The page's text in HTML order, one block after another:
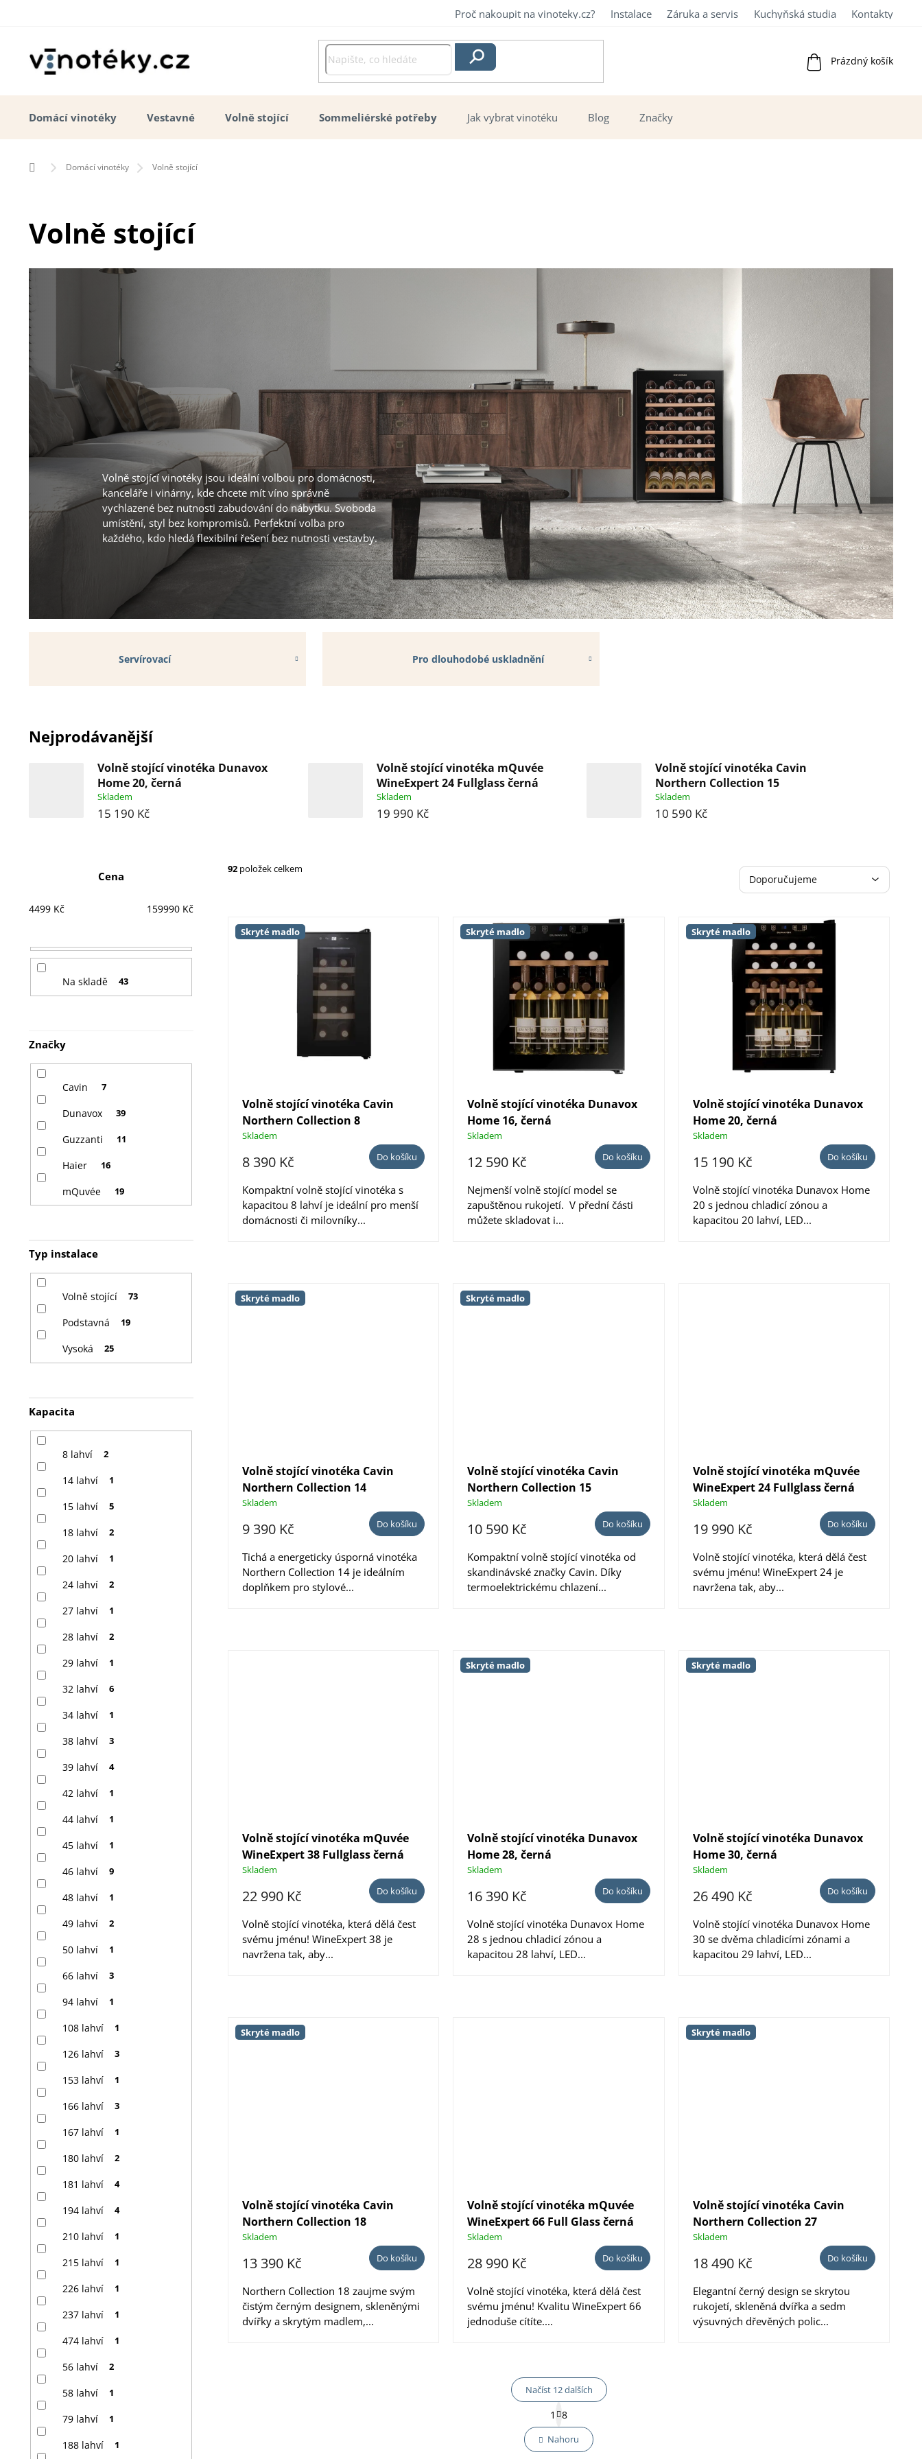
Proč nakoupit na vinoteky.cz? Instalace Záruka a servis Kuchyňská studia Kontakty
Hledat
Nákupní
Prázdný košík
Domácí vinotéky Vestavné Volně stojící Sommeliérské potřeby Jak vybrat vinotéku Blog Značky
Domů Domácí vinotéky Volně stojící
Volně stojící
Volně stojící vinotéky jsou ideální volbou pro domácnosti,
kanceláře i vinárny, kde chcete mít víno správně
vychlazené bez nutnosti zabudování do nábytku. Svoboda
umístění, styl bez kompromisů. Perfektní volba pro
každého, kdo hledá flexibilní řešení bez nutnosti vestavby.
Servírovací Pro dlouhodobé uskladnění
Nejprodávanější
Volně stojící vinotéka Dunavox
Home 20, černá
Skladem
15 190 Kč
Volně stojící vinotéka mQuvée
WineExpert 24 Fullglass černá
Skladem
19 990 Kč
Volně stojící vinotéka Cavin
Northern Collection 15
Skladem
10 590 Kč
s
t
r
a
n
í
p
a
n
e
Cena
4499 Kč 159990 Kč
Na skladě 43
Značky
Cavin 7
Dunavox 39
Guzzanti 11
Haier 16
mQuvée 19
Typ instalace
Volně stojící 73
Podstavná 19
Vysoká 25
Kapacita
8 lahví 2
14 lahví 1
15 lahví 5
18 lahví 2
20 lahví 1
24 lahví 2
27 lahví 1
28 lahví 2
29 lahví 1
32 lahví 6
34 lahví 1
38 lahví 3
39 lahví 4
42 lahví 1
44 lahví 1
45 lahví 1
46 lahví 9
48 lahví 1
49 lahví 2
50 lahví 1
66 lahví 3
94 lahví 1
108 lahví 1
126 lahví 3
153 lahví 1
166 lahví 3
167 lahví 1
180 lahví 2
181 lahví 4
194 lahví 4
210 lahví 1
215 lahví 1
226 lahví 1
237 lahví 1
474 lahví 1
56 lahví 2
58 lahví 1
79 lahví 1
188 lahví 1
Ř
a
z
e
n
p
r
o
u
t
ů
Doporučujeme
Nejdražší
Nejprodávanější
Abecedně
92 položek celkem
V
ýSkryté madlo
Volně stojící vinotéka Cavin
Northern Collection 8
Skladem
8 390 Kč Do košíku
Kompaktní volně stojící vinotéka s
kapacitou 8 lahví je ideální pro menší
domácnosti či milovníky...
Skryté madlo
Volně stojící vinotéka Dunavox
Home 16, černá
Skladem
12 590 Kč Do košíku
Nejmenší volně stojící model se
zapuštěnou rukojetí. V přední části
můžete skladovat i...
Skryté madlo
Volně stojící vinotéka Dunavox
Home 20, černá
Skladem
15 190 Kč Do košíku
Volně stojící vinotéka Dunavox Home
20 s jednou chladicí zónou a
kapacitou 20 lahví, LED...
Skryté madlo
Volně stojící vinotéka Cavin
Northern Collection 14
Skladem
9 390 Kč Do košíku
Tichá a energeticky úsporná vinotéka
Northern Collection 14 je ideálním
doplňkem pro stylové...
Skryté madlo
Volně stojící vinotéka Cavin
Northern Collection 15
Skladem
10 590 Kč Do košíku
Kompaktní volně stojící vinotéka od
skandinávské značky Cavin. Díky
termoelektrickému chlazení...
Volně stojící vinotéka mQuvée
WineExpert 24 Fullglass černá
Skladem
19 990 Kč Do košíku
Volně stojící vinotéka, která dělá čest
svému jménu! WineExpert 24 je
navržena tak, aby...
Volně stojící vinotéka mQuvée
WineExpert 38 Fullglass černá
Skladem
22 990 Kč Do košíku
Volně stojící vinotéka, která dělá čest
svému jménu! WineExpert 38 je
navržena tak, aby...
Skryté madlo
Volně stojící vinotéka Dunavox
Home 28, černá
Skladem
16 390 Kč Do košíku
Volně stojící vinotéka Dunavox Home
28 s jednou chladicí zónou a
kapacitou 28 lahví, LED...
Skryté madlo
Volně stojící vinotéka Dunavox
Home 30, černá
Skladem
26 490 Kč Do košíku
Volně stojící vinotéka Dunavox Home
30 se dvěma chladicími zónami a
kapacitou 29 lahví, LED...
Skryté madlo
Volně stojící vinotéka Cavin
Northern Collection 18
Skladem
13 390 Kč Do košíku
Northern Collection 18 zaujme svým
čistým černým designem, skleněnými
dvířky a skrytým madlem,...
Volně stojící vinotéka mQuvée
WineExpert 66 Full Glass černá
Skladem
28 990 Kč Do košíku
Volně stojící vinotéka, která dělá čest
svému jménu! Kvalitu WineExpert 66
jednoduše cítíte....
Skryté madlo
Volně stojící vinotéka Cavin
Northern Collection 27
Skladem
18 490 Kč Do košíku
Elegantní černý design se skrytou
rukojetí, skleněná dvířka a sedm
výsuvných dřevěných polic...
O
v
Načíst 12 dalších
S
t
r
á
1 8
Nahoru